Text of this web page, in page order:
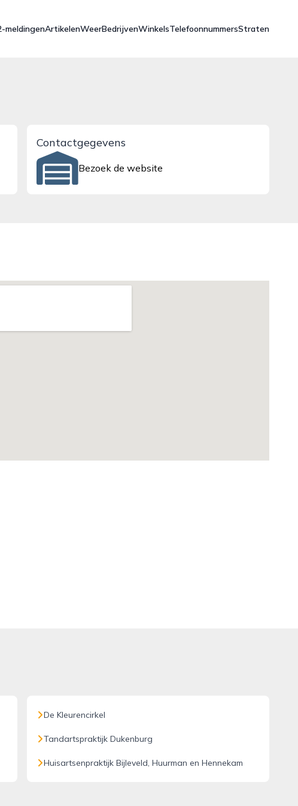
meldingenArtikelenWeerBedrijvenWinkelsTelefoonnummersStraten
Contactgegevens
Bezoek de website
De Kleurencirkel
Tandartspraktijk Dukenburg
Huisartsenpraktijk Bijleveld, Huurman en Hennekam